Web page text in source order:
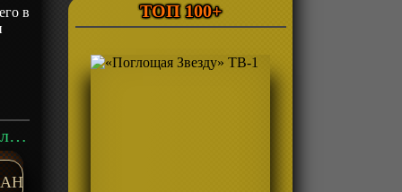
в
Аниме «Инициал Ди: Стадия первая» ТВ-1 смотреть онлайн
AH
ТОП 100+